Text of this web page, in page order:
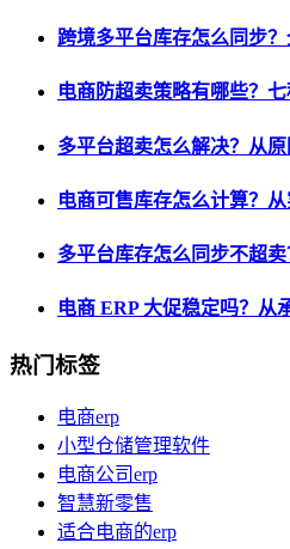
跨境多平台库存怎么同步
电商防超卖策略有哪些？
多平台超卖怎么解决？从
电商可售库存怎么计算？
多平台库存怎么同步不超
电商 ERP 大促稳定吗？从
热门标签
电商erp
小型仓储管理软件
电商公司erp
智慧新零售
适合电商的erp